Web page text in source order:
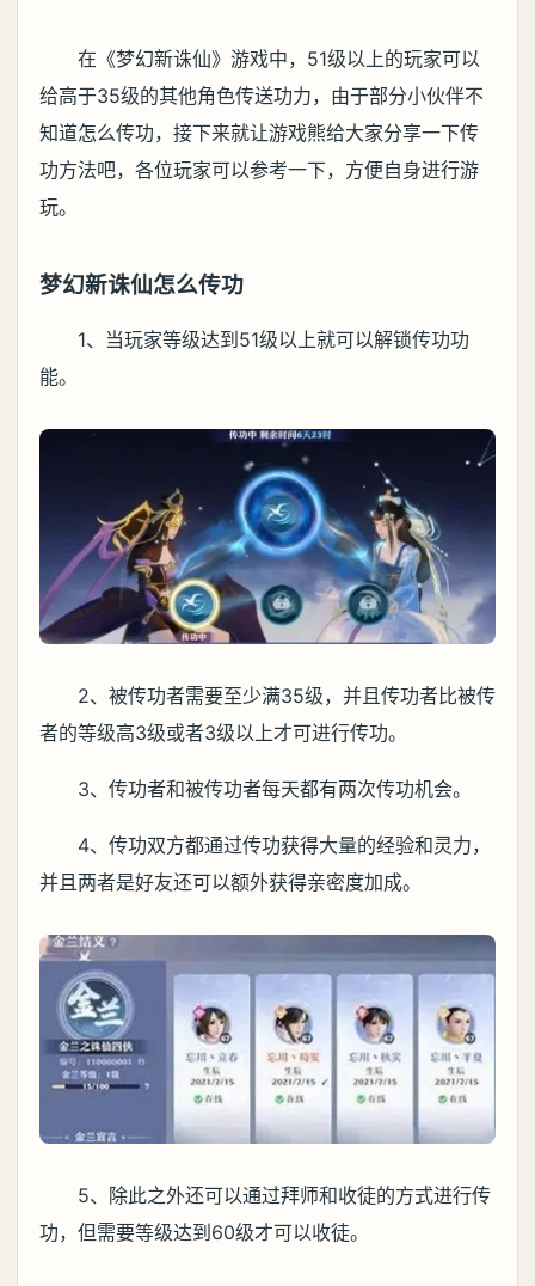
在《梦幻新诛仙》游戏中，51级以上的玩家可以
给高于35级的其他角色传送功力，由于部分小伙伴不
知道怎么传功，接下来就让游戏熊给大家分享一下传
功方法吧，各位玩家可以参考一下，方便自身进行游
玩。
梦幻新诛仙怎么传功
1、当玩家等级达到51级以上就可以解锁传功功
能。
2、被传功者需要至少满35级，并且传功者比被传
者的等级高3级或者3级以上才可进行传功。
3、传功者和被传功者每天都有两次传功机会。
4、传功双方都通过传功获得大量的经验和灵力，
并且两者是好友还可以额外获得亲密度加成。
5、除此之外还可以通过拜师和收徒的方式进行传
功，但需要等级达到60级才可以收徒。